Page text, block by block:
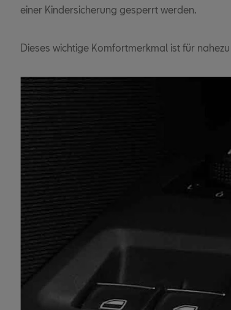
einer Kindersicherung gesperrt werden.
Dieses wichtige Komfortmerkmal ist für